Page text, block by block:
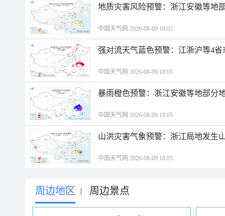
地质灾害风险预警：浙江安徽等地
中国天气网 2026-08-09 18:05
强对流天气蓝色预警：江浙沪等4
中国天气网 2026-08-09 18:05
暴雨橙色预警：浙江安徽等地部分
中国天气网 2026-08-09 18:05
山洪灾害气象预警：浙江局地发生
中国天气网 2026-08-09 18:05
周边地区 | 周边景点